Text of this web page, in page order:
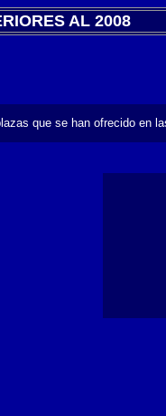
AL 2008
que se han ofrecido en